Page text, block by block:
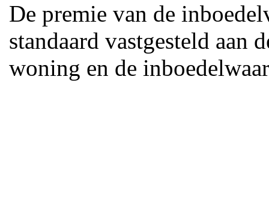
De premie van de
standaard vastgesteld aan
woning en de